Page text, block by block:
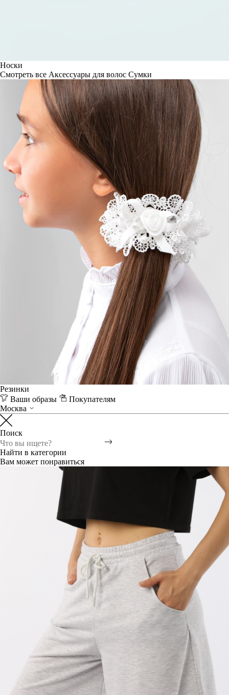
Носки
Смотреть все Аксессуары для волос Сумки
Резинки
Ваши образы
Покупателям
Москва
Поиск
Найти в категории
Вам может понравиться